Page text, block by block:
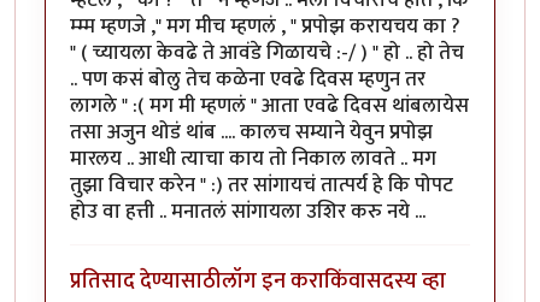
म्म्म म्हणजे ," मग मीच म्हणलं , " प्रपोझ करायचय का ?
" ( च्यायला केवढे ते आवंडे गिळायचे :-/ ) " हो .. हो तेच
.. पण कसं बोलु तेच कळेना एवढे दिवस म्हणुन तर
लागले " :( मग मी म्हणलं " आता एवढे दिवस थांबलायेस
तसा अजुन थोडं थांब .... कालच सम्याने येवुन प्रपोझ
मारलय .. आधी त्याचा काय तो निकाल लावते .. मग
तुझा विचार करेन " :) तर सांगायचं तात्पर्य हे कि पोपट
होउ वा हत्ती .. मनातलं सांगायला उशिर करु नये ...
प्रतिसाद देण्यासाठीलॉग इन कराकिंवासदस्य व्हा